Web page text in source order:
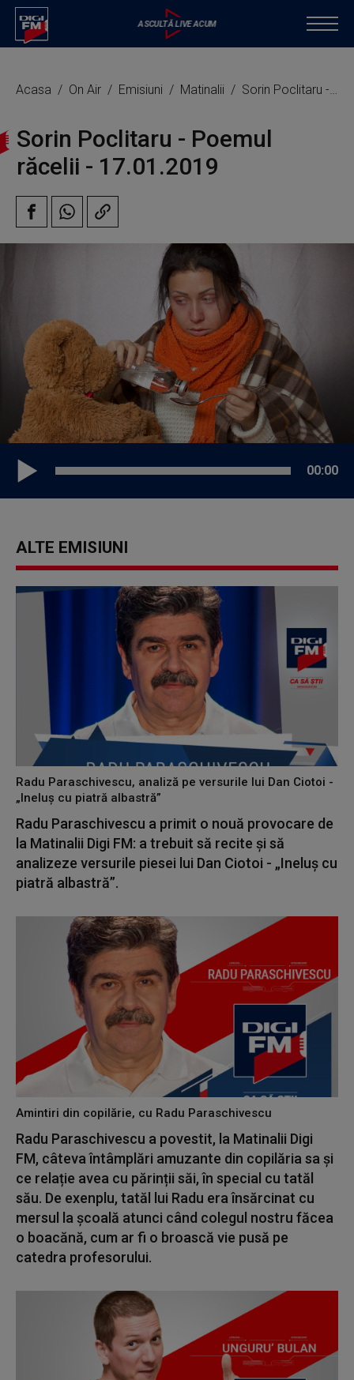
Acasa On Air Emisiuni Matinalii Sorin Poclitaru - Poemul răcelii
Sorin Poclitaru - Poemul
răcelii - 17.01.2019
00:00
ALTE EMISIUNI
Radu Paraschivescu, analiză pe versurile lui Dan Ciotoi -
„Ineluș cu piatră albastră”
Radu Paraschivescu a primit o nouă provocare de
la Matinalii Digi FM: a trebuit să recite și să
analizeze versurile piesei lui Dan Ciotoi - „Ineluș cu
piatră albastră”.
Amintiri din copilărie, cu Radu Paraschivescu
Radu Paraschivescu a povestit, la Matinalii Digi
FM, câteva întâmplări amuzante din copilăria sa și
ce relație avea cu părinții săi, în special cu tatăl
său. De exenplu, tatăl lui Radu era însărcinat cu
mersul la școală atunci când colegul nostru făcea
o boacănă, cum ar fi o broască vie pusă pe
catedra profesorului.